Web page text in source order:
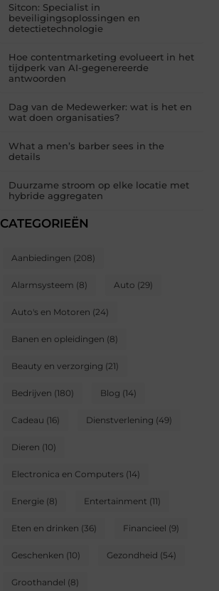
Sitcon: Specialist in
beveiligingsoplossingen en
detectietechnologie
Hoe contentmarketing evolueert in het
tijdperk van AI-gegenereerde
antwoorden
Dag van de Medewerker: wat is het en
wat doen organisaties?
What a men’s barber sees in the
details
Duurzame stroom op elke locatie met
hybride aggregaten
CATEGORIEËN
Aanbiedingen (208)
Alarmsysteem (8) Auto (29)
Auto's en Motoren (24)
Banen en opleidingen (8)
Beauty en verzorging (21)
Bedrijven (180) Blog (14)
Cadeau (16) Dienstverlening (49)
Dieren (10)
Electronica en Computers (14)
Energie (8) Entertainment (11)
Eten en drinken (36) Financieel (9)
Geschenken (10) Gezondheid (54)
Groothandel (8)